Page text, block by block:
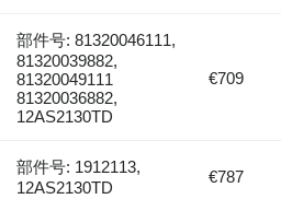
部件号: 81320046111,
81320039882,
81320049111
81320036882,
12AS2130TD
€709
部件号: 1912113,
12AS2130TD
€787